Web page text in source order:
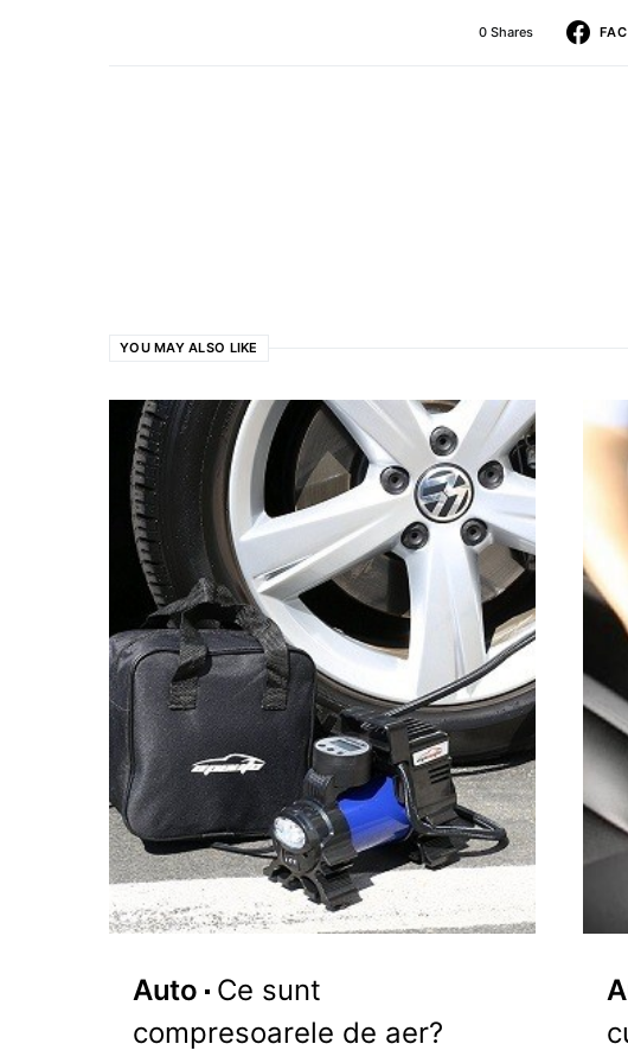
0 Shares
YOU MAY ALSO LIKE
Auto
Ce sunt
compresoarele de aer?